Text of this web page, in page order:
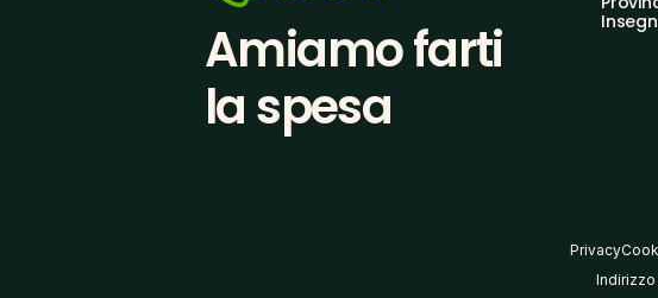
Amiamo farti
la spesa
Privacy
Indirizzo